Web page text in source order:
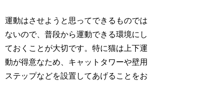
運動はさせようと思ってできるものでは
ないので、普段から運動できる環境にし
ておくことが大切です。特に猫は上下運
動が得意なため、キャットタワーや壁用
ステップなどを設置してあげることをお